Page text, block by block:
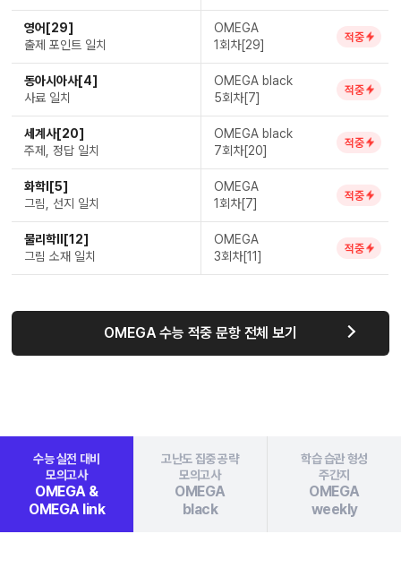
영어[29]
출제 포인트 일치
OMEGA
1회차[29]
적중
동아시아사[4]
사료 일치
OMEGA black
5회차[7]
적중
세계사[20]
주제, 정답 일치
OMEGA black
7회차[20]
적중
화학Ⅰ[5]
그림, 선지 일치
OMEGA
1회차[7]
적중
물리학Ⅱ[12]
그림 소재 일치
OMEGA
3회차[11]
적중
OMEGA 수능 적중 문항 전체 보기
수능 실전 대비
모의고사
OMEGA &
OMEGA link
고난도 집중 공략
모의고사
OMEGA
black
학습 습관 형성
주간지
OMEGA
weekly